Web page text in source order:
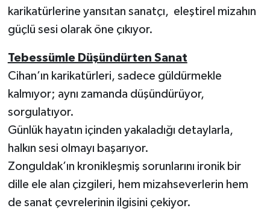
karikatürlerine yansıtan sanatçı, eleştirel mizahın
güçlü sesi olarak öne çıkıyor.
Tebessümle Düşündürten Sanat
Cihan’ın karikatürleri, sadece güldürmekle
kalmıyor; aynı zamanda düşündürüyor,
sorgulatıyor.
Günlük hayatın içinden yakaladığı detaylarla,
halkın sesi olmayı başarıyor.
Zonguldak’ın kronikleşmiş sorunlarını ironik bir
dille ele alan çizgileri, hem mizahseverlerin hem
de sanat çevrelerinin ilgisini çekiyor.